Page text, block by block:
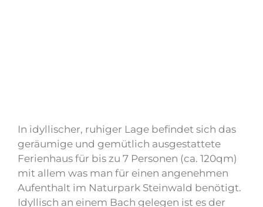
In idyllischer, ruhiger Lage befindet sich das
geräumige und gemütlich ausgestattete
Ferienhaus für bis zu 7 Personen (ca. 120qm)
mit allem was man für einen angenehmen
Aufenthalt im Naturpark Steinwald benötigt.
Idyllisch an einem Bach gelegen ist es der